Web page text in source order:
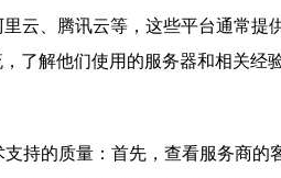
云、腾讯云等，这些平台通常提
了解他们使用的服务器和相关经验
持的质量：首先，查看服务商的